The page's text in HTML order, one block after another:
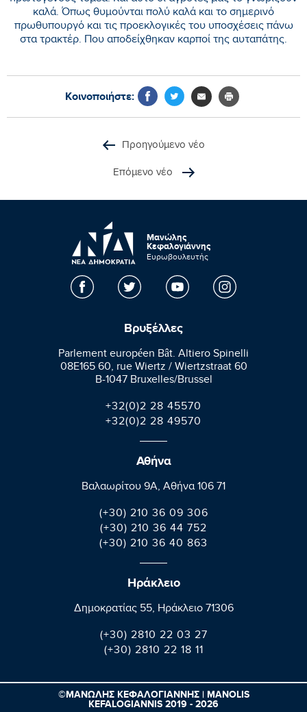
καλά. Όπως θυμούνται πολύ καλά και το σημερινό
πρωθυπουργό και τις προεκλογικές του υποσχέσεις πάνω
στα τρακτέρ. Που αποδείχθηκαν καρποί της αυταπάτης.
Κοινοποιήστε:
Προηγούμενο νέο
Επόμενο νέο
Μανώλης
Κεφαλογιάννης
Ευρωβουλευτής
Βρυξέλλες
Parlement européen Bât. Altiero Spinelli
08E165 60, rue Wiertz / Wiertzstraat 60
B-1047 Bruxelles/Brussel
+32(0)2 28 45570
+32(0)2 28 49570
Αθήνα
Βαλαωρίτου 9A, Aθήνα 106 71
(+30) 210 36 09 306
(+30) 210 36 44 752
(+30) 210 36 40 863
Ηράκλειο
Δημοκρατίας 55, Ηράκλειο 71306
(+30) 2810 22 03 27
(+30) 2810 22 18 11
©ΜΑΝΩΛΗΣ ΚΕΦΑΛΟΓΙΑΝΝΗΣ | MANOLIS
KEFALOGIANNIS 2019 - 2026